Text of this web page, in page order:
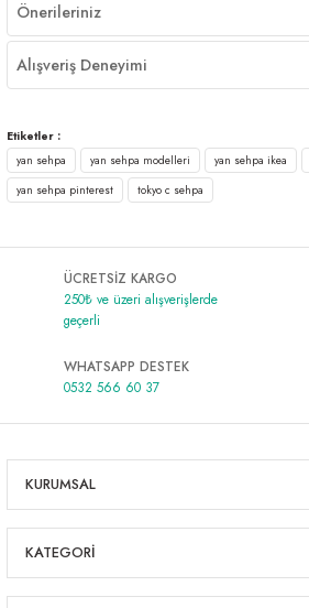
Önerileriniz
Alışveriş Deneyimi
Etiketler :
yan sehpa
yan sehpa modelleri yan sehpa ikea
yan sehpa pinterest
tokyo c sehpa
ÜCRETSİZ KARGO
250₺ ve üzeri alışverişlerde
geçerli
WHATSAPP DESTEK
0532 566 60 37
KURUMSAL
KATEGORİ